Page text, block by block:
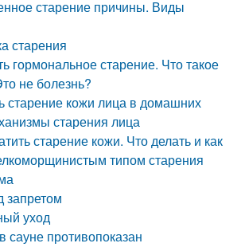
старение причины. Виды
старения
гормональное старение. Что такое
не болезнь?
старение кожи лица в домашних
старения лица
старение кожи. Что делать и как
типом старения
запретом
уход
сауне противопоказан